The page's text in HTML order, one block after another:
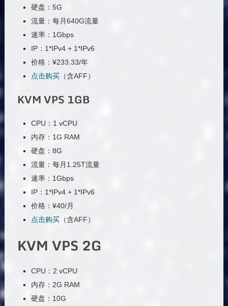
硬盘：5G
流量：每月640G流量
速率：1Gbps
IP：1*IPv4 + 1*IPv6
价格：¥233.33/年
点击购买（含AFF）
KVM VPS 1GB
CPU：1 vCPU
内存：1G RAM
硬盘：8G
流量：每月1.25T流量
速率：1Gbps
IP：1*IPv4 + 1*IPv6
价格：¥40/月
点击购买（含AFF）
KVM VPS 2G
CPU：2 vCPU
内存：2G RAM
硬盘：10G